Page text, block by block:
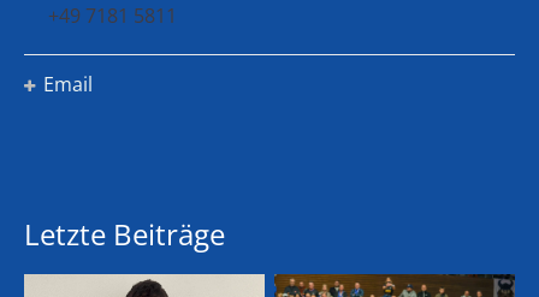
+49 7181 5811
Email
Letzte Beiträge